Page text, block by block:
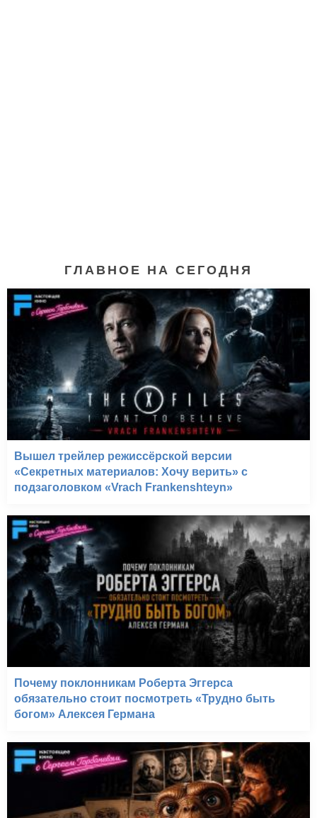
Клик: С пультом по
жизни (2006)
ГЛАВНОЕ НА СЕГОДНЯ
Вышел трейлер режиссёрской версии
«Секретных материалов: Хочу верить» с
подзаголовком «Vrach Frankenshteyn»
Почему поклонникам Роберта Эггерса
обязательно стоит посмотреть «Трудно быть
богом» Алексея Германа